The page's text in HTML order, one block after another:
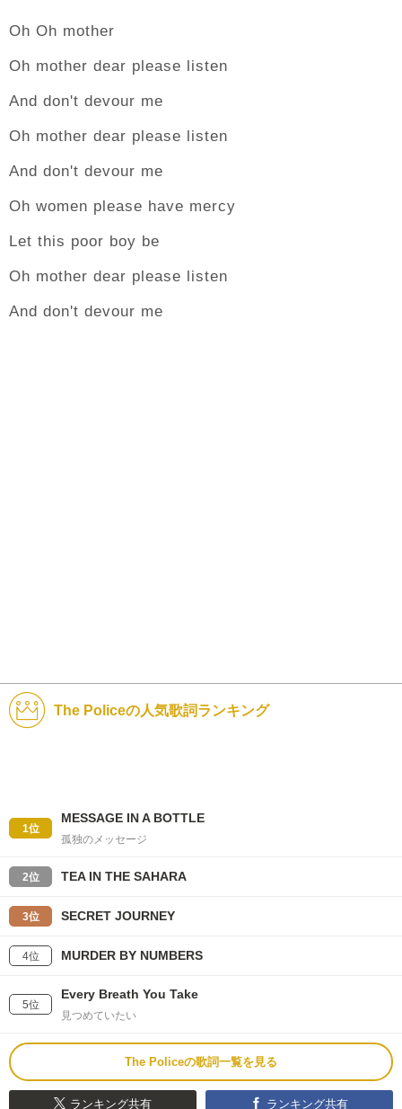
Oh Oh mother
Oh mother dear please listen
And don't devour me
Oh mother dear please listen
And don't devour me
Oh women please have mercy
Let this poor boy be
Oh mother dear please listen
And don't devour me
The Policeの人気歌詞ランキング
1位
MESSAGE IN A BOTTLE
孤独のメッセージ
2位 TEA IN THE SAHARA
3位 SECRET JOURNEY
4位 MURDER BY NUMBERS
5位
Every Breath You Take
見つめていたい
The Policeの歌詞一覧を見る
ランキング共有 ランキング共有